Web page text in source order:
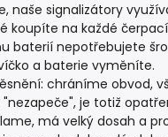
signalizátory
koupíte na každé
baterií nepotřebujete
a baterie vyměníte.
chráníme obvod,
je totiž
má velký dosah a